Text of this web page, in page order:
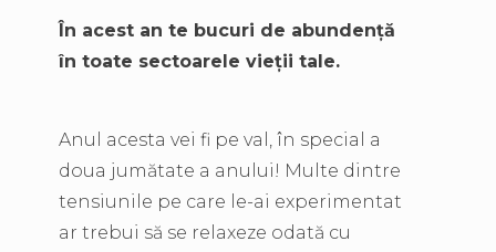
În acest an te bucuri de abundență
în toate sectoarele vieții tale.
Anul acesta vei fi pe val, în special a
doua jumătate a anului! Multe dintre
tensiunile pe care le-ai experimentat
ar trebui să se relaxeze odată cu